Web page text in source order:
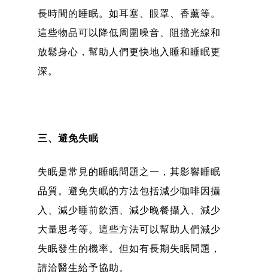
長時間的睡眠。如耳塞、眼罩、香薰等。
這些物品可以降低周圍噪音、阻擋光線和
放鬆身心，幫助人們更快地入睡和睡眠更
深。
三、避免失眠
失眠是常見的睡眠問題之一，其影響睡眠
品質。避免失眠的方法包括減少咖啡因攝
入、減少睡前飲酒、減少晚餐攝入、減少
大量思考等。這些方法可以幫助人們減少
失眠發生的機率。但如有長期失眠問題，
請洽醫生給予協助。